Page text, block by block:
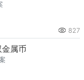
827
属币
案